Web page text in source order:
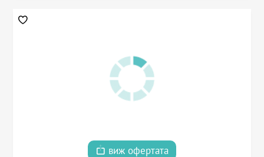
виж офертата